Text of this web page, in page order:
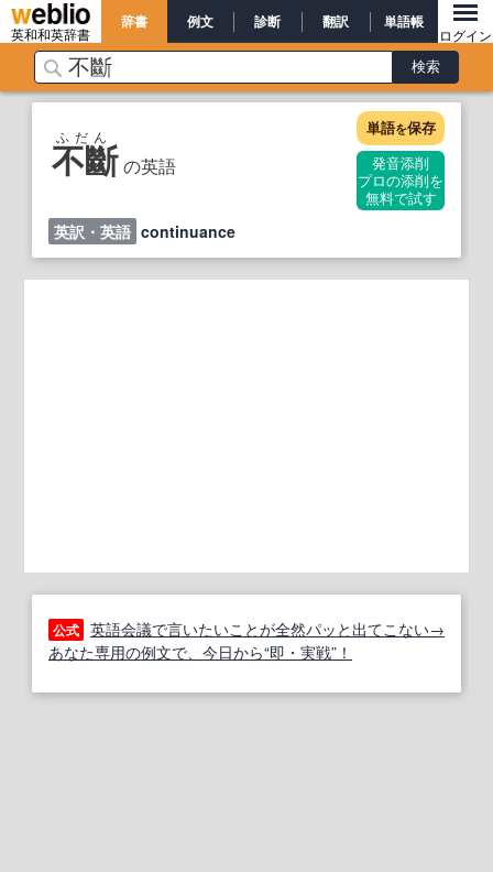
英和和英辞書
辞書 例文 診断 翻訳 単語帳
ログイン
不斷 の英語
ふだん 単語を保存
発音添削
プロの添削を
無料で試す
英訳・英語 continuance
公式 英語会議で言いたいことが全然パッと出てこない→
あなた専用の例文で、今日から“即・実戦”！